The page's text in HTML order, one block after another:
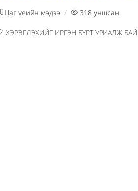
Цаг үеийн мэдээ 318 уншсан
ХЭРЭГЛЭХИЙГ ИРГЭН БҮРТ УРИАЛЖ